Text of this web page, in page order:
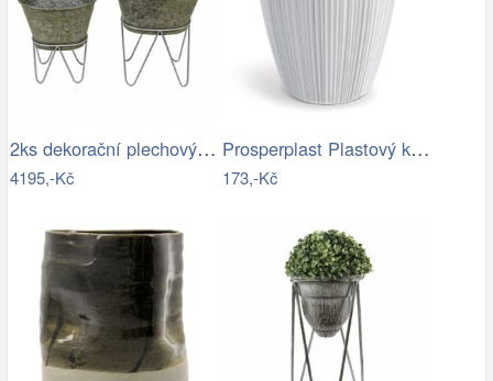
2ks dekorační plechový antik obal na…
4195,-Kč
Prosperplast Plastový květináč OROS…
173,-Kč